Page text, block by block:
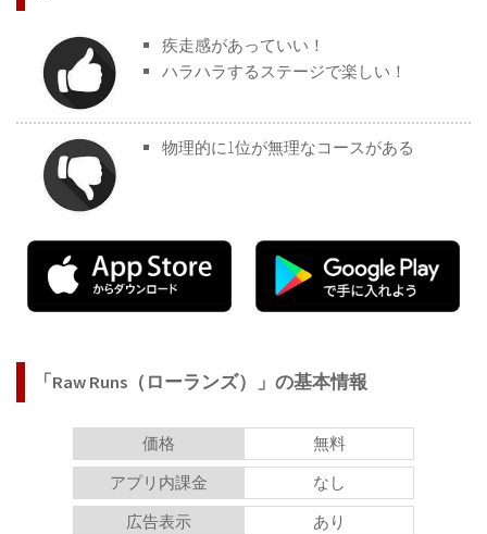
疾走感があっていい！
ハラハラするステージで楽しい！
物理的に1位が無理なコースがある
「Raw Runs（ローランズ）」の基本情報
価格
無料
アプリ内課金
なし
広告表示
あり